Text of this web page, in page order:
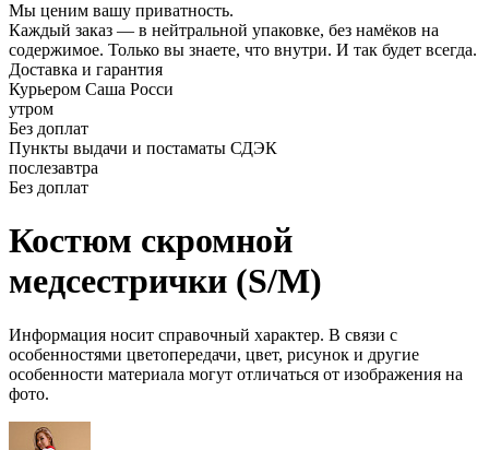
Мы ценим вашу приватность.
Каждый заказ — в нейтральной упаковке, без намёков на
содержимое. Только вы знаете, что внутри. И так будет всегда.
Доставка и гарантия
Курьером Саша Росси
утром
Без доплат
Пункты выдачи и постаматы СДЭК
послезавтра
Без доплат
Костюм скромной
медсестрички (S/M)
Информация носит справочный характер. В связи с
особенностями цветопередачи, цвет, рисунок и другие
особенности материала могут отличаться от изображения на
фото.